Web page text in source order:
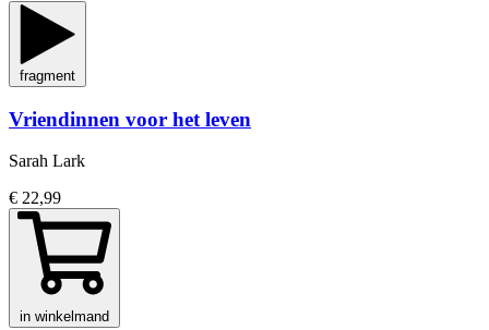
fragment
Vriendinnen voor het leven
Sarah Lark
€ 22,99
in winkelmand